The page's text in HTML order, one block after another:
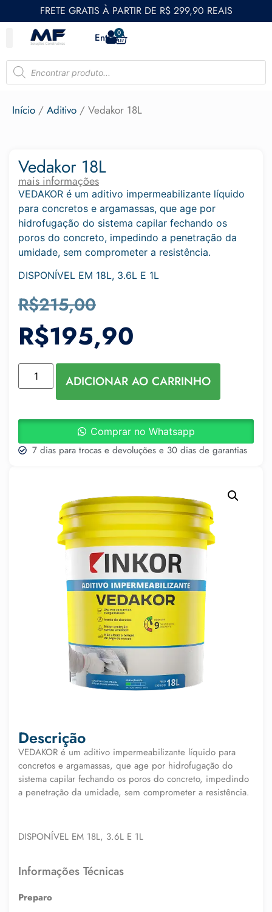
FRETE GRATIS À PARTIR DE R$ 299,90 REAIS
Entrar0
Início / Aditivo / Vedakor 18L
Descrição
VEDAKOR é um aditivo impermeabilizante líquido para
concretos e argamassas, que age por hidrofugação do
sistema capilar fechando os poros do concreto, impedindo
a penetração da umidade, sem comprometer a resistência.
DISPONÍVEL EM 18L, 3.6L E 1L
Informações Técnicas
Preparo
Vedakor 18L
mais informações
VEDAKOR é um aditivo impermeabilizante líquido
para concretos e argamassas, que age por
hidrofugação do sistema capilar fechando os
poros do concreto, impedindo a penetração da
umidade, sem comprometer a resistência.
DISPONÍVEL EM 18L, 3.6L E 1L
R$215,00
R$195,90
ADICIONAR AO CARRINHO
Comprar no Whatsapp
7 dias para trocas e devoluções e 30 dias de garantias